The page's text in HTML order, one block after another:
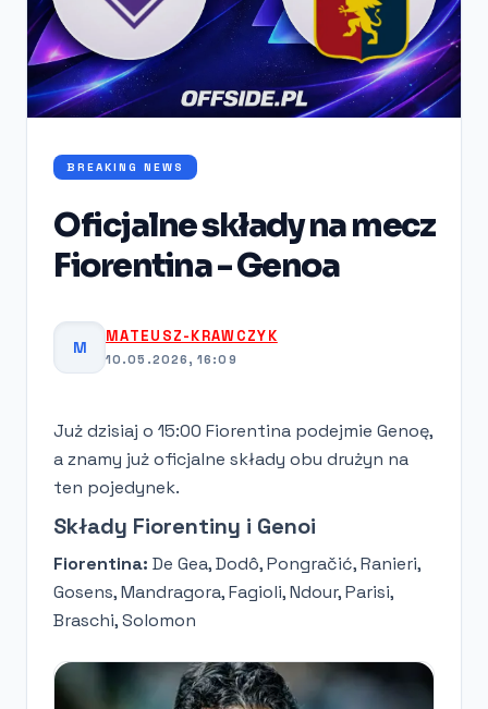
BREAKING NEWS
Oficjalne składy na mecz
Fiorentina - Genoa
M
MATEUSZ-KRAWCZYK
10.05.2026, 16:09
Już dzisiaj o 15:00 Fiorentina podejmie Genoę,
a znamy już oficjalne składy obu drużyn na
ten pojedynek.
Składy Fiorentiny i Genoi
Fiorentina: De Gea, Dodô, Pongračić, Ranieri,
Gosens, Mandragora, Fagioli, Ndour, Parisi,
Braschi, Solomon